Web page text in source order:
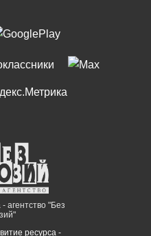
агентство "Без
ресурса -